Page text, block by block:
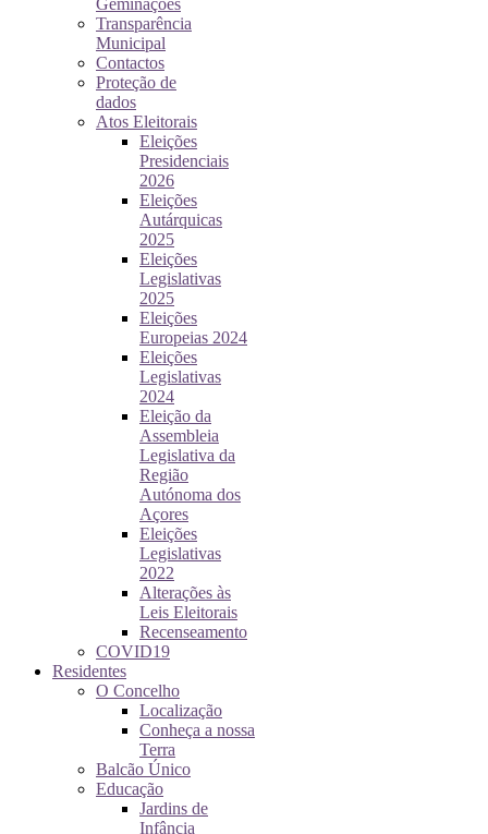
Geminações
Transparência
Municipal
Contactos
Proteção de
dados
Atos Eleitorais
Eleições
Presidenciais
2026
Eleições
Autárquicas
2025
Eleições
Legislativas
2025
Eleições
Europeias 2024
Eleições
Legislativas
2024
Eleição da
Assembleia
Legislativa da
Região
Autónoma dos
Açores
Eleições
Legislativas
2022
Alterações às
Leis Eleitorais
Recenseamento
COVID19
Residentes
O Concelho
Localização
Conheça a nossa
Terra
Balcão Único
Educação
Jardins de
Infância